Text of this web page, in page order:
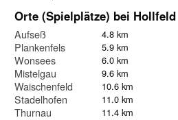
Orte (Spielplätze) bei Hollfeld
Aufseß 4.8 km
Plankenfels 5.9 km
Wonsees 6.0 km
Mistelgau 9.6 km
Waischenfeld 10.6 km
Stadelhofen 11.0 km
Thurnau 11.4 km